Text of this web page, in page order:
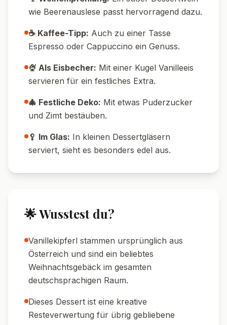
am Vortag zubereiten – die Kipferl werden
🥄 Schicht-Tipp:Für schöne Schichten
saugen die Kirschen optimal auf.
wenn nach Weihnachten Kipferl übrig sind.
und Kirschgrütze dauert das Dessert nur 10
Minuten.
🍦 Cremigkeit:Für extra Cremigkeit etwas
💡 Deko-Tipp:
Mit einer frischen Kirsche
oder Minzblatt garnieren.
🍽️ Serviervorschläge
🍷 Weinempfehlung: Ein süßer Dessertwein